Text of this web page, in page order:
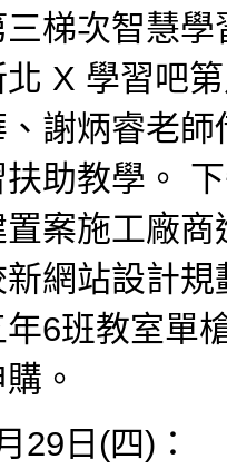
三梯次智慧
北 X 學習吧
、謝炳睿老
扶助教學。
置案施工廠
新網站設計
年6班教室單
。
29日(四)：